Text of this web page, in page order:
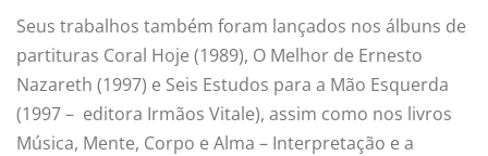
Seus trabalhos também foram lançados nos álbuns de
partituras Coral Hoje (1989), O Melhor de Ernesto
Nazareth (1997) e Seis Estudos para a Mão Esquerda
(1997 – editora Irmãos Vitale), assim como nos livros
Música, Mente, Corpo e Alma – Interpretação e a